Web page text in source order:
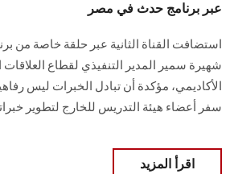
عبر برنامج حدث في مصر
استضافت القناة الثانية عبر حلقة خاصة من
شهيرة سمير المدير التنفيذي لقطاع العلاقات
الأكاديمي، مؤكدة أن تبادل الخبرات ليس
سفر أعضاء هيئة التدريس للخارج لتطوير
اقرأ المزيد